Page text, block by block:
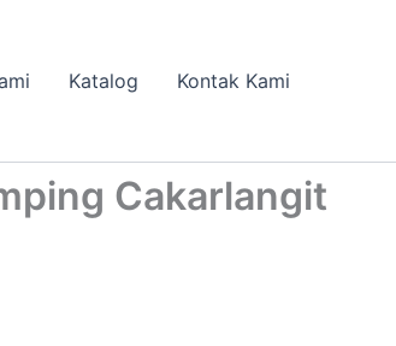
Katalog Kontak Kami
Cakarlangit